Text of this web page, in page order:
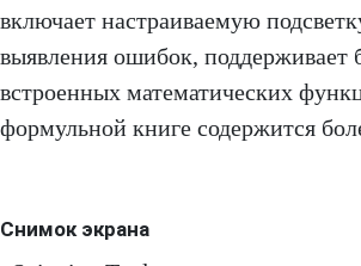
включает настраиваемую
выявления ошибок, поддерживает
встроенных математических
формульной книге содержится
Снимок экрана